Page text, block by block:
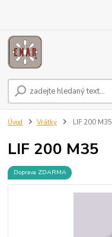
Úvod Vrátky LIF 200 M35
LIF 200 M35
Doprava ZDARMA